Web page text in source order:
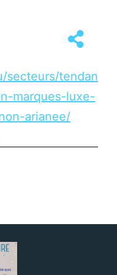
secteurs/tendan
marques-luxe-
arianee/